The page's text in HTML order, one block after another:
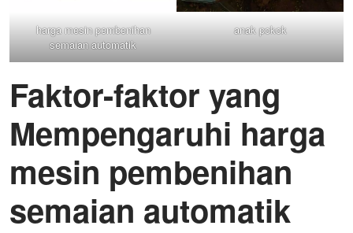
harga mesin pembenihan
semaian automatik
anak pokok
Faktor-faktor yang
Mempengaruhi harga
mesin pembenihan
semaian automatik